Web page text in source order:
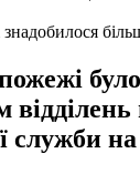
служби